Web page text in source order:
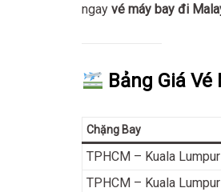
ngay vé máy bay đi
Bảng Giá
Chặng Bay
TPHCM – Kuala Lumpur
TPHCM – Kuala Lumpur